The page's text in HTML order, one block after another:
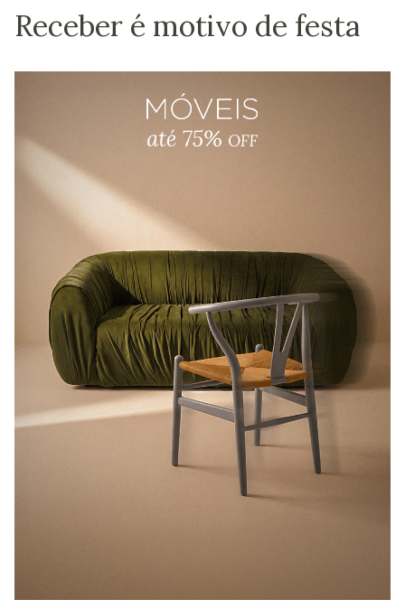
Receber é motivo de festa